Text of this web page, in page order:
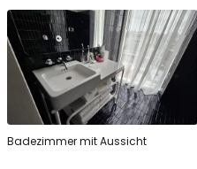
Badezimmer mit Aussicht